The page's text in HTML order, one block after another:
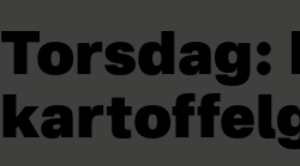
Torsdag: